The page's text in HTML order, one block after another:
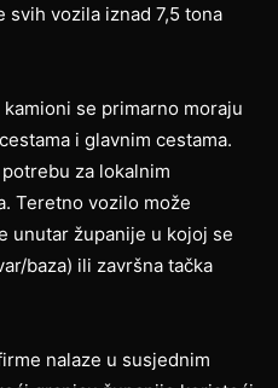
svih vozila iznad 7,5 tona
se primarno moraju
i glavnim cestama.
za lokalnim
Teretno vozilo može
unutar županije u kojoj se
baza) ili završna tačka
nalaze u susjednim